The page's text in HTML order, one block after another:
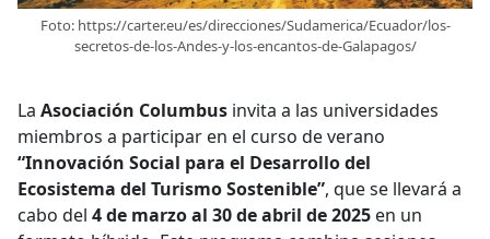
Foto: https://carter.eu/es/direcciones/Sudamerica/Ecuador/los-
secretos-de-los-Andes-y-los-encantos-de-Galapagos/
La Asociación Columbus invita a las universidades
miembros a participar en el curso de verano
“Innovación Social para el Desarrollo del
Ecosistema del Turismo Sostenible”, que se llevará a
cabo del 4 de marzo al 30 de abril de 2025 en un